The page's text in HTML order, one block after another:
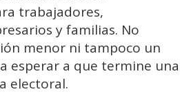
trabajadores,
y familias. No
menor ni tampoco un
esperar a que termine una
electoral.